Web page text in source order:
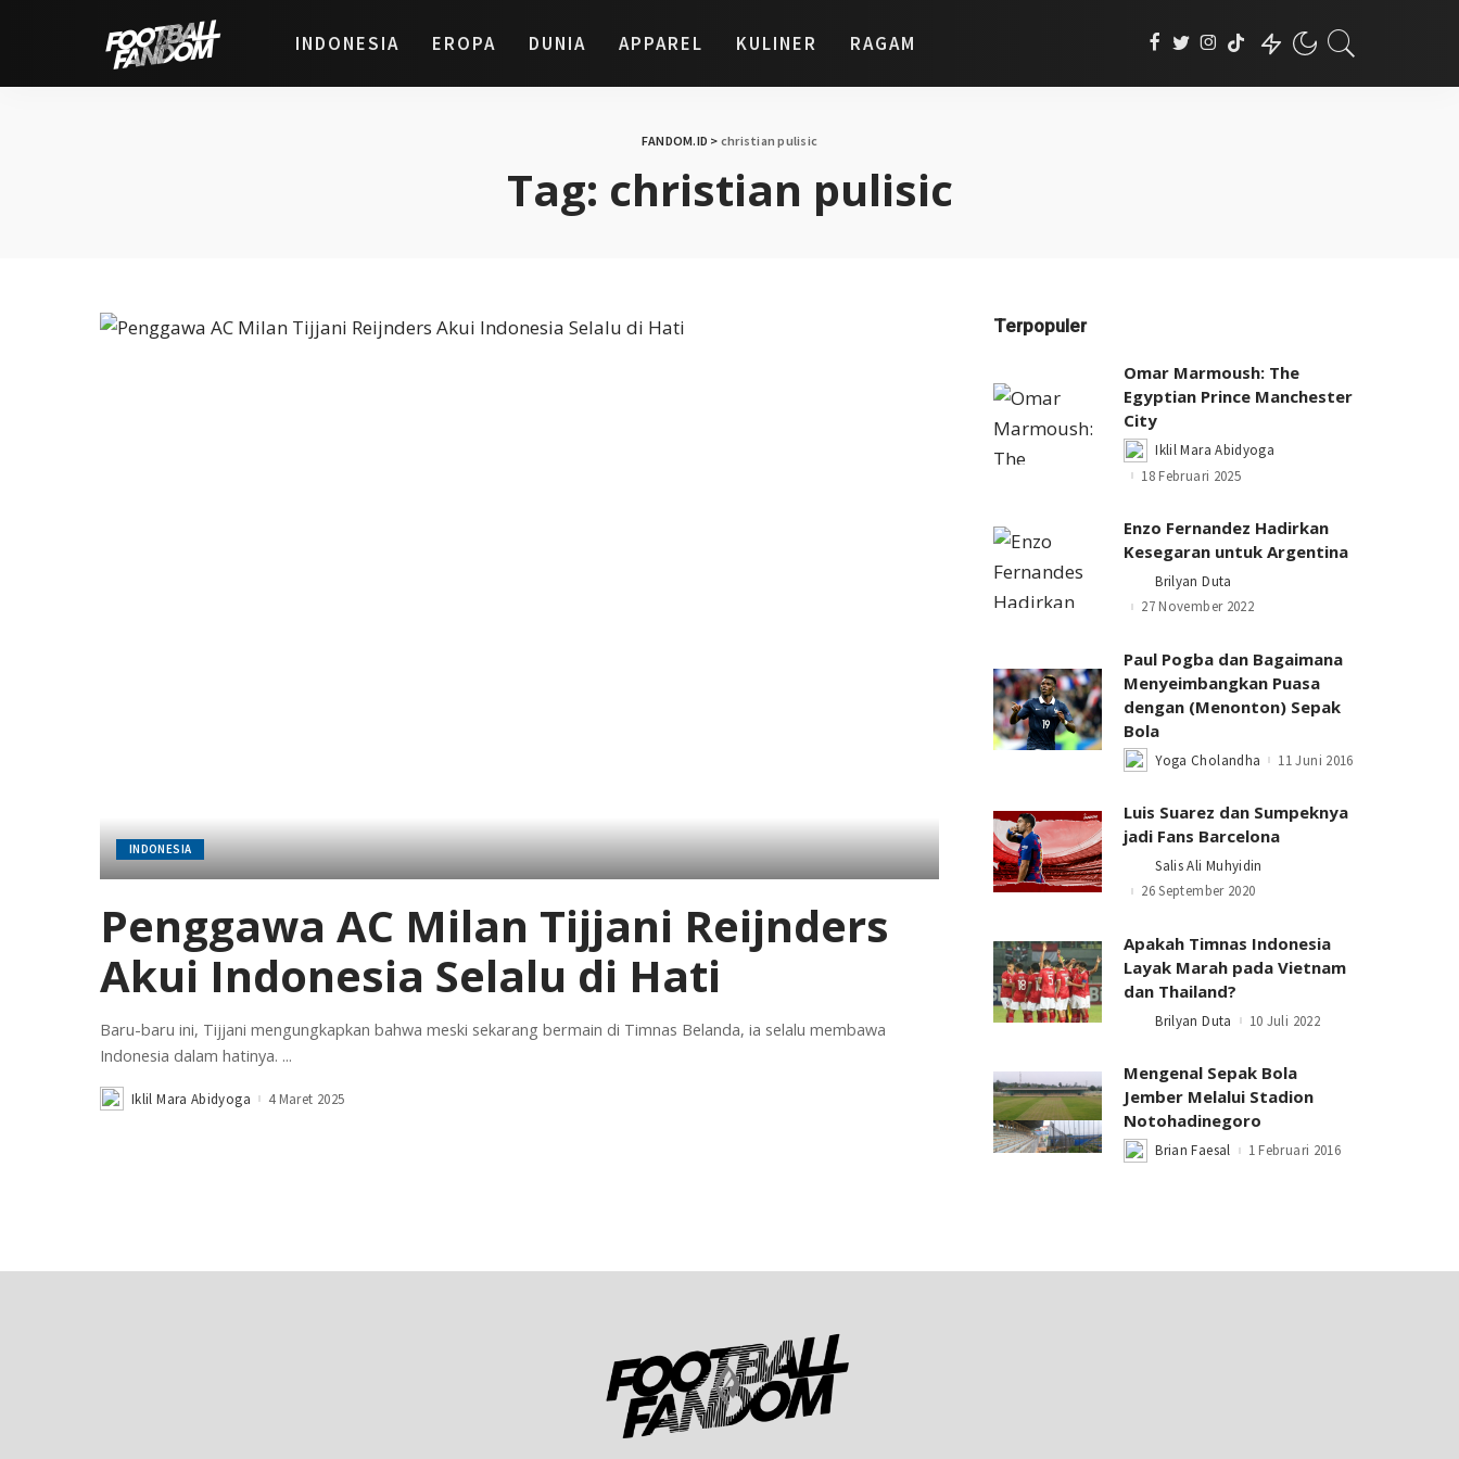
INDONESIA EROPA DUNIA APPAREL KULINER RAGAM
FANDOM.ID > christian pulisic
Tag: christian pulisic
INDONESIA
Penggawa AC Milan Tijjani Reijnders
Akui Indonesia Selalu di Hati
Baru-baru ini, Tijjani mengungkapkan bahwa meski sekarang bermain di Timnas Belanda, ia selalu membawa
Indonesia dalam hatinya. ...
PostedIklil Mara Abidyoga 4 Maret 2025
Terpopuler
Omar Marmoush: The
Egyptian Prince Manchester
City
Posted
by
Iklil Mara Abidyoga
18 Februari 2025
Enzo Fernandez Hadirkan
Kesegaran untuk Argentina
Posted
by
Brilyan Duta
27 November 2022
Paul Pogba dan Bagaimana
Menyeimbangkan Puasa
dengan (Menonton) Sepak
Bola
PostedYoga Cholandha 11 Juni 2016
Luis Suarez dan Sumpeknya
jadi Fans Barcelona
Posted
by
Salis Ali Muhyidin
26 September 2020
Apakah Timnas Indonesia
Layak Marah pada Vietnam
dan Thailand?
PostedBrilyan Duta 10 Juli 2022
Mengenal Sepak Bola
Jember Melalui Stadion
Notohadinegoro
PostedBrian Faesal 1 Februari 2016